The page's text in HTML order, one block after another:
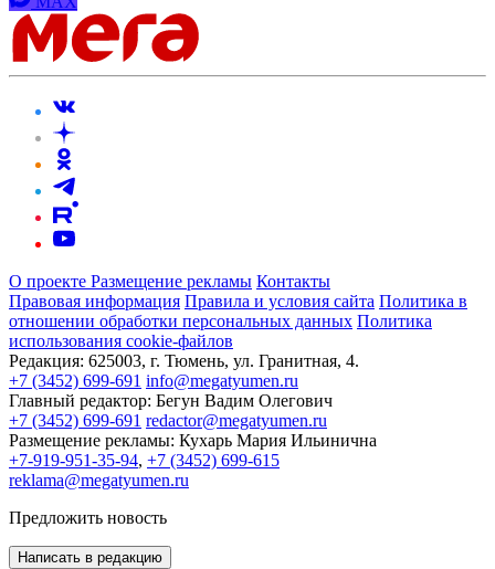
О проекте Размещение рекламы Контакты
Правовая информация Правила и условия сайта Политика в
отношении обработки персональных данных Политика
использования cookie-файлов
Редакция: 625003, г. Тюмень, ул. Гранитная, 4.
+7 (3452) 699-691 info@megatyumen.ru
Главный редактор: Бегун Вадим Олегович
+7 (3452) 699-691 redactor@megatyumen.ru
Размещение рекламы: Кухарь Мария Ильинична
+7-919-951-35-94, +7 (3452) 699-615
reklama@megatyumen.ru
Предложить новость
Написать в редакцию